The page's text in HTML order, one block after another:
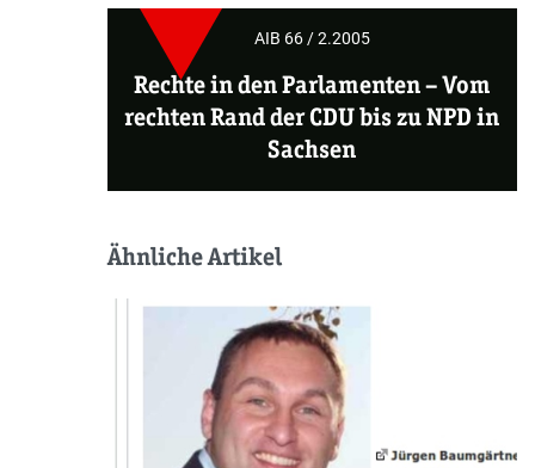
AIB 66 / 2.2005
Rechte in den Parlamenten –Vom
rechten Rand der CDU bis zu NPD in
Sachsen
Ähnliche Artikel